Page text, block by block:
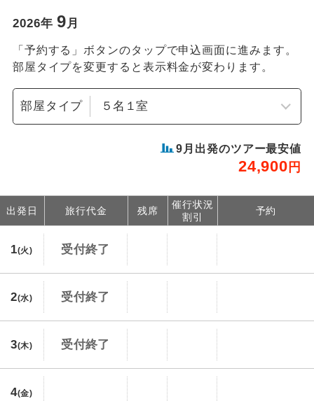
2026年 9月
「予約する」ボタンのタップで申込画面に進みます。
部屋タイプを変更すると表示料金が変わります。
部屋タイプ
9 月出発のツアー最安値
24,900 円
出発日 旅行代金 残席
催行状況
割引
予約
1(火) 受付終了
2(水) 受付終了
3(木) 受付終了
4(金)